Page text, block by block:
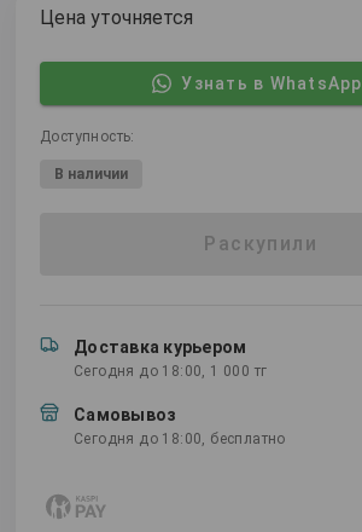
Цена уточняется
Узнать в WhatsApp
Доступность:
В наличии
Раскупили
Доставка курьером
Сегодня до 18:00, 1 000 тг
Самовывоз
Сегодня до 18:00, бесплатно